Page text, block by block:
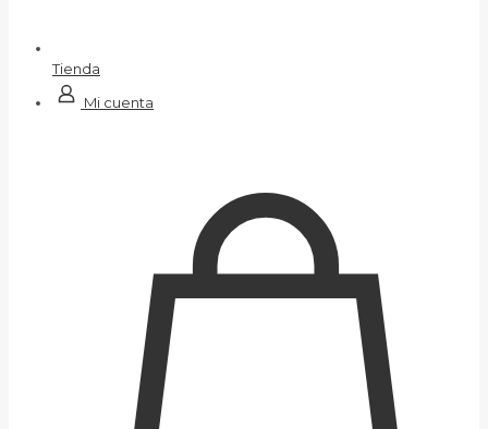
Tienda
Mi cuenta